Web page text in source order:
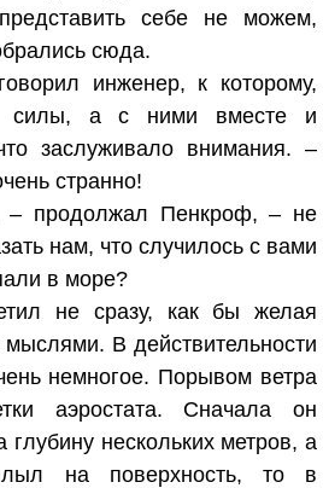
себе не можем,
сюда.
инженер, к которому,
силы, а с ними вместе и
заслуживало внимания. –
странно!
– продолжал Пенкроф, – не
нам, что случилось с вами
в море?
не сразу, как бы желая
мыслями. В действительности
немногое. Порывом ветра
аэростата. Сначала он
глубину нескольких метров, а
на поверхность, то в